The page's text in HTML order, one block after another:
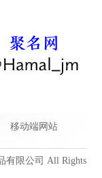
移动端网站
有限公司 All Rights